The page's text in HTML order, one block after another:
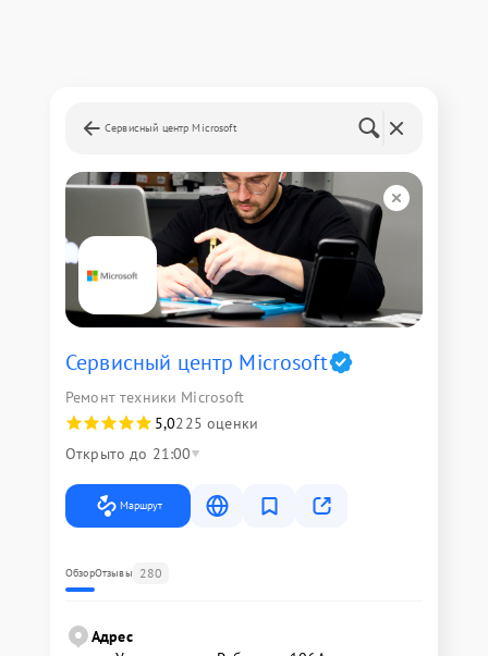
Сервисный центр Microsoft
Сервисный центр Microsoft
Ремонт техники Microsoft
5,0225 оценки
Открыто до 21:00
Маршрут
ОбзорОтзывы 280
Адрес